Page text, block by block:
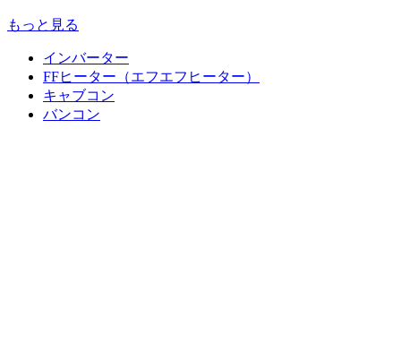
もっと見る
インバーター
FFヒーター（エフエフヒーター）
キャブコン
バンコン